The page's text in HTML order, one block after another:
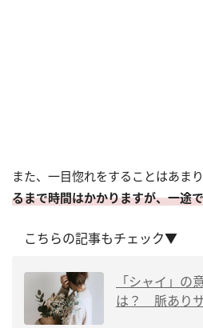
また、一目惚れをすることはあまり
るまで時間はかかりますが、一途
こちらの記事もチェック▼
「シャイ」の
は？ 脈あり